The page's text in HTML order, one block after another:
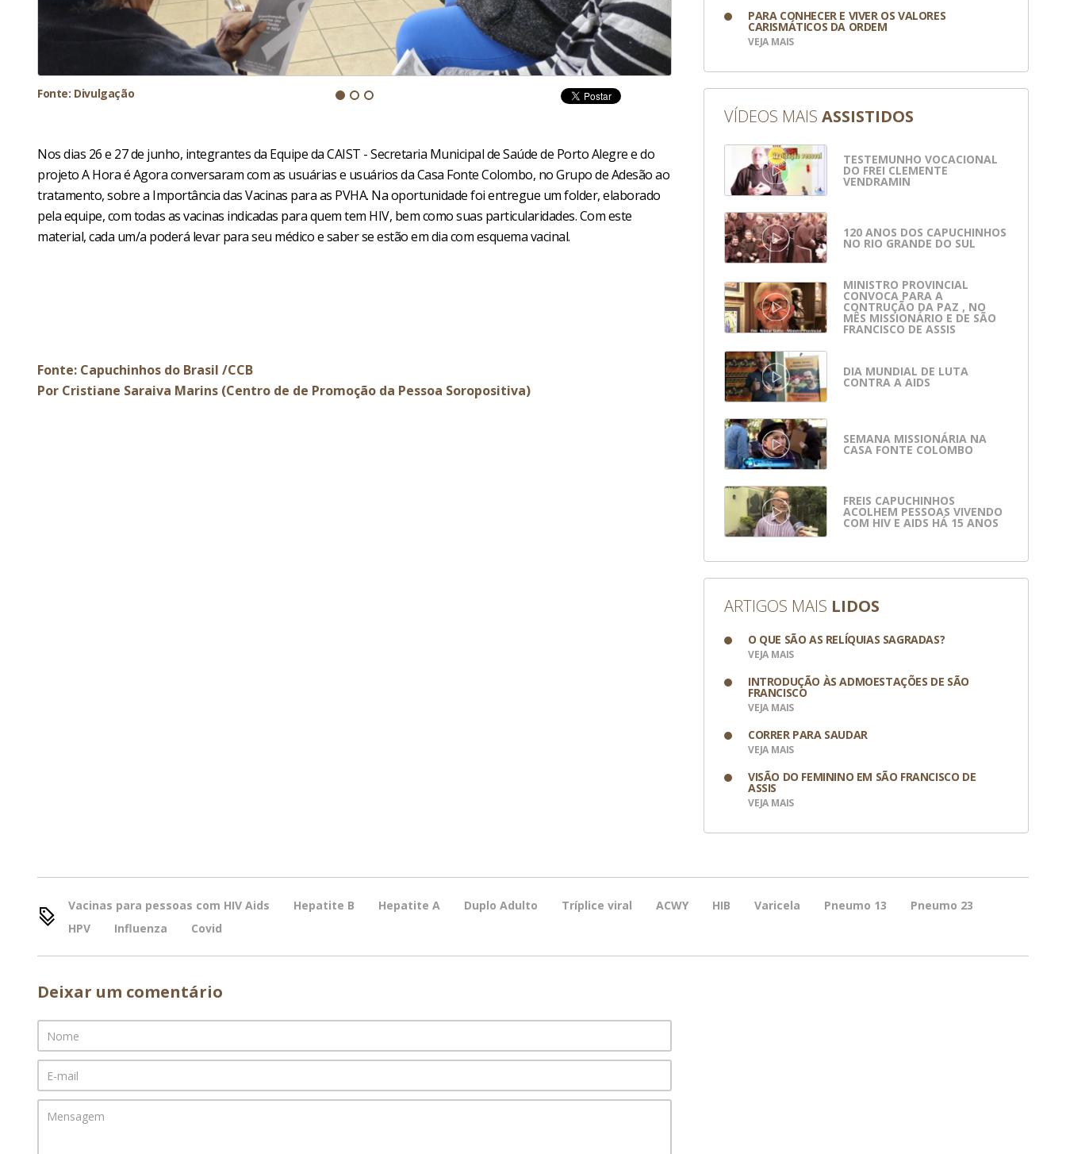
Fonte: Divulgação Fonte: Divulgação
Nos dias 26 e 27 de junho, integrantes da Equipe da CAIST - Secretaria Municipal de Saúde de Porto Alegre e do
projeto A Hora é Agora conversaram com as usuárias e usuários da Casa Fonte Colombo, no Grupo de Adesão ao
tratamento, sobre a Importância das Vacinas para as PVHA. Na oportunidade foi entregue um folder, elaborado
pela equipe, com todas as vacinas indicadas para quem tem HIV, bem como suas particularidades. Com este
material, cada um/a poderá levar para seu médico e saber se estão em dia com esquema vacinal.
Fonte: Capuchinhos do Brasil /CCB
Por Cristiane Saraiva Marins (Centro de de Promoção da Pessoa Soropositiva)
PARA CONHECER E VIVER OS VALORES
CARISMÁTICOS DA ORDEM
VEJA MAIS
VÍDEOS MAIS ASSISTIDOS
TESTEMUNHO VOCACIONAL
DO FREI CLEMENTE
VENDRAMIN
120 ANOS DOS CAPUCHINHOS
NO RIO GRANDE DO SUL
MINISTRO PROVINCIAL
CONVOCA PARA A
CONTRUÇÃO DA PAZ , NO
MÊS MISSIONÁRIO E DE SÃO
FRANCISCO DE ASSIS
DIA MUNDIAL DE LUTA
CONTRA A AIDS
SEMANA MISSIONÁRIA NA
CASA FONTE COLOMBO
FREIS CAPUCHINHOS
ACOLHEM PESSOAS VIVENDO
COM HIV E AIDS HÁ 15 ANOS
ARTIGOS MAIS LIDOS
O QUE SÃO AS RELÍQUIAS SAGRADAS?
VEJA MAIS
INTRODUÇÃO ÀS ADMOESTAÇÕES DE SÃO
FRANCISCO
VEJA MAIS
CORRER PARA SAUDAR
VEJA MAIS
VISÃO DO FEMININO EM SÃO FRANCISCO DE
ASSIS
VEJA MAIS
Vacinas para pessoas com HIV Aids Hepatite B Hepatite A Duplo Adulto Tríplice viral ACWY HIB Varicela Pneumo 13
Pneumo 23
HPV
Influenza Covid
Deixar um comentário